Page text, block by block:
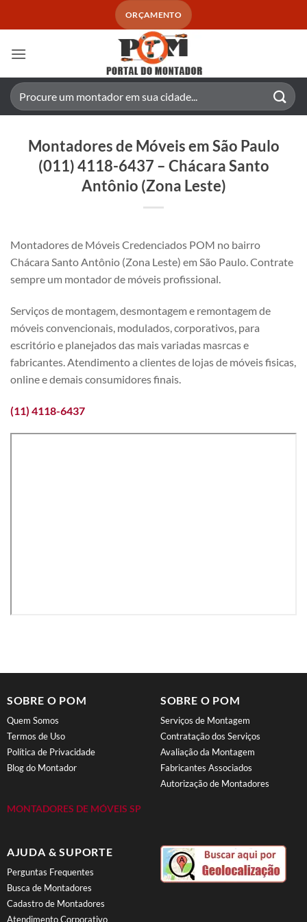
ORÇAMENTO
Pesquisar
por:
Montadores de Móveis em São Paulo
(011) 4118-6437 – Chácara Santo
Antônio (Zona Leste)
Montadores de Móveis Credenciados POM no bairro
Chácara Santo Antônio (Zona Leste) em São Paulo. Contrate
sempre um montador de móveis profissional.
Serviços de montagem, desmontagem e remontagem de
móveis convencionais, modulados, corporativos, para
escritório e planejados das mais variadas masrcas e
fabricantes. Atendimento a clientes de lojas de móveis fisicas,
online e demais consumidores finais.
(11) 4118-6437
SOBRE O POM
Quem Somos
Termos de Uso
Política de Privacidade
Blog do Montador
MONTADORES DE MÓVEIS SP
SOBRE O POM
Serviços de Montagem
Contratação dos Serviços
Avaliação da Montagem
Fabricantes Associados
Autorização de Montadores
AJUDA & SUPORTE
Perguntas Frequentes
Busca de Montadores
Cadastro de Montadores
Atendimento Corporativo